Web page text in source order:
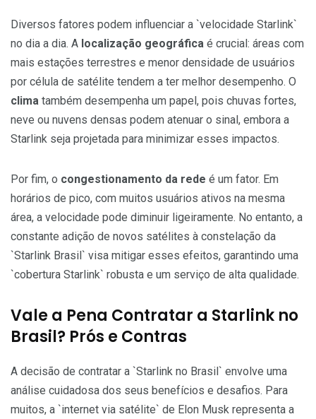
Diversos fatores podem influenciar a `velocidade Starlink`
no dia a dia. A localização geográfica é crucial: áreas com
mais estações terrestres e menor densidade de usuários
por célula de satélite tendem a ter melhor desempenho. O
clima também desempenha um papel, pois chuvas fortes,
neve ou nuvens densas podem atenuar o sinal, embora a
Starlink seja projetada para minimizar esses impactos.
Por fim, o congestionamento da rede é um fator. Em
horários de pico, com muitos usuários ativos na mesma
área, a velocidade pode diminuir ligeiramente. No entanto, a
constante adição de novos satélites à constelação da
`Starlink Brasil` visa mitigar esses efeitos, garantindo uma
`cobertura Starlink` robusta e um serviço de alta qualidade.
Vale a Pena Contratar a Starlink no
Brasil? Prós e Contras
A decisão de contratar a `Starlink no Brasil` envolve uma
análise cuidadosa dos seus benefícios e desafios. Para
muitos, a `internet via satélite` de Elon Musk representa a